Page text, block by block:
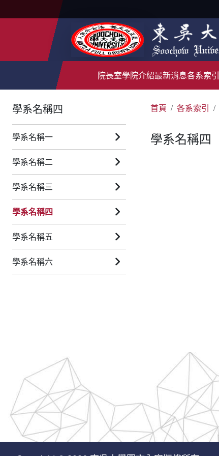
院長室學院介紹最新消息各系索引
學系名稱四
學系名稱一
學系名稱二
學系名稱三
學系名稱四
學系名稱五
學系名稱六
首頁 各系索引
學系名稱四